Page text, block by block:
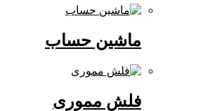
ماشین حساب
فلش مموری